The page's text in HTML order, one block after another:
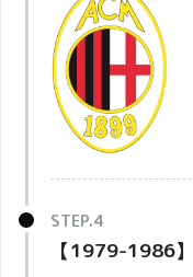
【1979-1986】